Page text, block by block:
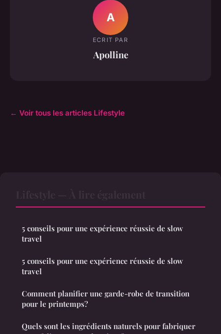
A
ECRIT PAR
Apolline
← Voir tous les articles Lifestyle
5 conseils pour une expérience réussie de slow
travel
5 conseils pour une expérience réussie de slow
travel
Comment planifier une garde-robe de transition
pour le printemps?
Quels sont les ingrédients naturels pour fabriquer